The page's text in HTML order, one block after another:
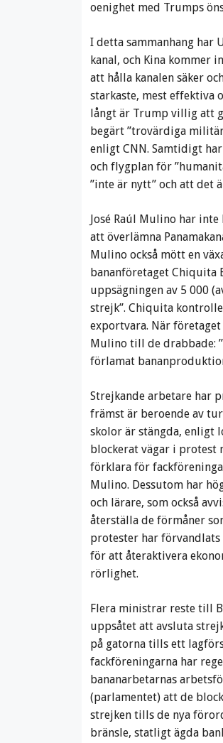
oenighet med Trumps
I detta sammanhang har
kanal, och Kina kommer
att hålla kanalen säker
starkaste, mest effektiva
långt är Trump villig att
begärt ”trovärdiga
enligt CNN. Samtidigt
och flygplan för
”inte är nytt” och att det
José Raúl Mulino har
att överlämna
Mulino också mött en
bananföretaget Chiquita
uppsägningen av 5 000
strejk”. Chiquita
exportvara. När
Mulino till de drabbade:
förlamat
Strejkande arbetare har
främst är beroende av
skolor är stängda, enligt
blockerat vägar i protest
förklara för
Mulino. Dessutom har
och lärare, som också
återställa de förmåner
protester har
för att återaktivera
rörlighet.
Flera ministrar reste till
uppsåtet att avsluta
på gatorna tills ett
fackföreningarna har
bananarbetarnas
(parlamentet) att de
strejken tills de nya
bränsle, statligt ägda